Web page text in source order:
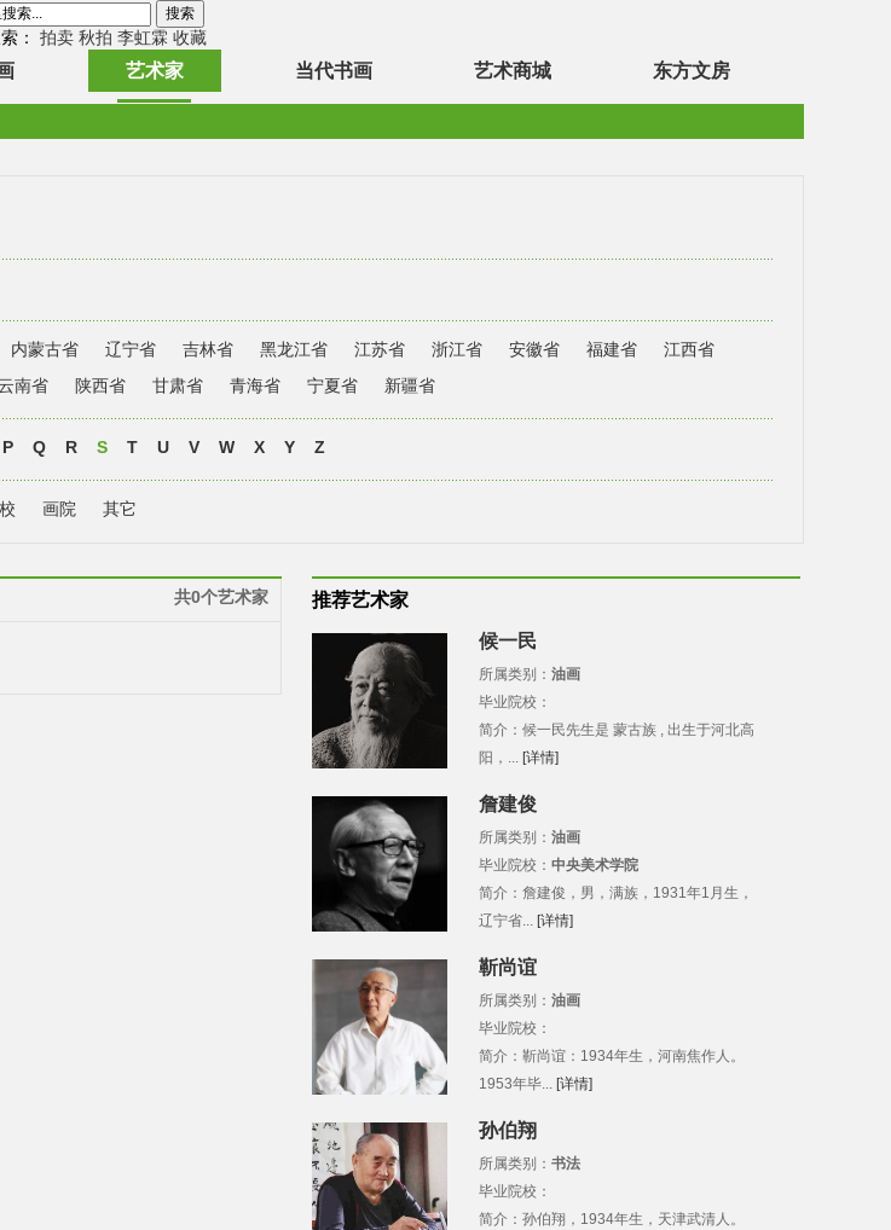
： 拍卖 秋拍 李虹霖 收藏
艺术家 当代书画 艺术商城 东方文房
内蒙古省 辽宁省 吉林省 黑龙江省 江苏省 浙江省 安徽省 福建省
江西省
南省 陕西省 甘肃省 青海省 宁夏省 新疆省
P Q R S T U V W X Y Z
画院 其它
共0个艺术家 推荐艺术家
候一民
所属类别： 油画
毕业院校：
简介：候一民先生是 蒙古族 , 出生于河北高
阳，... [详情]
詹建俊
所属类别： 油画
毕业院校： 中央美术学院
简介：詹建俊，男，满族，1931年1月生，
辽宁省... [详情]
靳尚谊
所属类别： 油画
毕业院校：
简介：靳尚谊：1934年生，河南焦作人。
1953年毕... [详情]
孙伯翔
所属类别： 书法
毕业院校：
简介：孙伯翔，1934年生，天津武清人。